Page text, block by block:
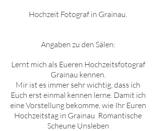
Hochzeit Fotograf in Grainau.
Angaben zu den Sälen:
Lernt mich als Eueren Hochzeitsfotograf
Grainau kennen.
Mir ist es immer sehr wichtig, dass ich
Euch erst einmal kennen lerne. Damit ich
eine Vorstellung bekomme, wie Ihr Euren
Hochzeitstag in Grainau Romantische
Scheune Unsleben